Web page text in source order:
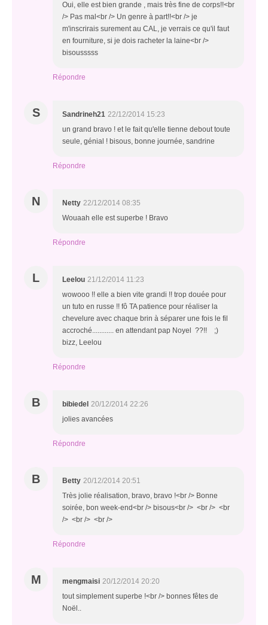
Oui, elle est bien grande , mais très fine de corps!!<br
/> Pas mal<br /> Un genre à part!!<br /> je
m'inscrirais surement au CAL, je verrais ce qu'il faut
en fourniture, si je dois racheter la laine<br />
bisousssss
Répondre
S Sandrineh21 22/12/2014 15:23
un grand bravo ! et le fait qu'elle tienne debout toute
seule, génial ! bisous, bonne journée, sandrine
Répondre
N Netty 22/12/2014 08:35
Wouaah elle est superbe ! Bravo
Répondre
L Leelou 21/12/2014 11:23
wowooo !! elle a bien vite grandi !! trop douée pour
un tuto en russe !! fô TA patience pour réaliser la
chevelure avec chaque brin à séparer une fois le fil
accroché............ en attendant pap Noyel ??!! ;)
bizz, Leelou
Répondre
B bibiedel 20/12/2014 22:26
jolies avancées
Répondre
B Betty 20/12/2014 20:51
Très jolie réalisation, bravo, bravo !<br /> Bonne
soirée, bon week-end<br /> bisous<br /> <br /> <br
/> <br /> <br />
Répondre
M mengmaisi 20/12/2014 20:20
tout simplement superbe !<br /> bonnes fêtes de
Noël..